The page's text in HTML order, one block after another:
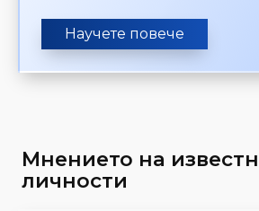
Научете повече
Мнението на
личности